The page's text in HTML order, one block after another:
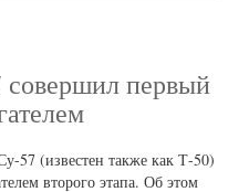
совершил первый
57 (известен также как Т-50)
второго этапа. Об этом